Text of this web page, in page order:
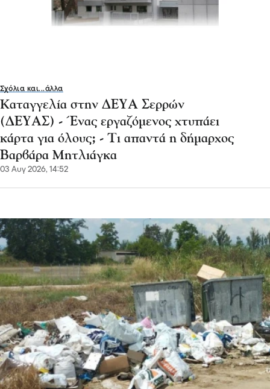
Σχόλια και...άλλα
Καταγγελία στην ΔΕΥΑ Σερρών
(ΔΕΥΑΣ) - Ένας εργαζόμενος χτυπάει
κάρτα για όλους; - Τι απαντά η δήμαρχος
Βαρβάρα Μητλιάγκα
03 Αυγ 2026, 14:52